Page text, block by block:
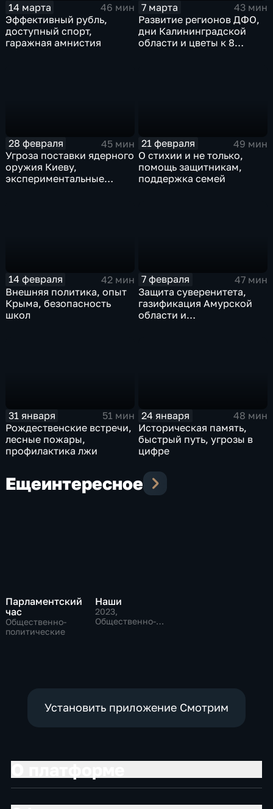
14 марта
46 мин
Эффективный рубль,
доступный спорт,
гаражная амнистия
7 марта
43 мин
Развитие регионов ДФО,
дни Калининградской
области и цветы к 8
28 февраля
45 мин
Угроза поставки ядерного
оружия Киеву,
экспериментальные
21 февраля
49 мин
О стихии и не только,
помощь защитникам,
поддержка семей
14 февраля
42 мин
Внешняя политика, опыт
Крыма, безопасность
школ
7 февраля
47 мин
Защита суверенитета,
газификация Амурской
области и
31 января
51 мин
Рождественские встречи,
лесные пожары,
профилактика лжи
24 января
48 мин
Историческая память,
быстрый путь, угрозы в
цифре
Ещеинтересное
Парламентский
час
Общественно-
политические
Наши
2023,
Общественно-
Установить приложение Смотрим